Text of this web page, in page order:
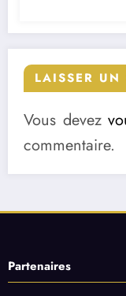
LAISSER UN
Vous devez
commentaire.
Partenaires